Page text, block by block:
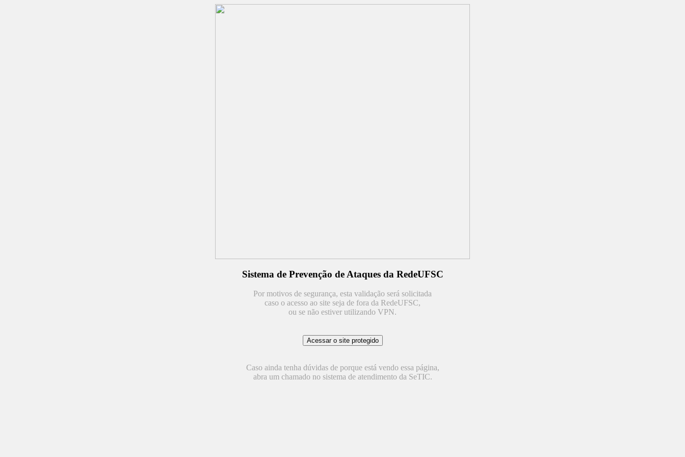
Sistema de Prevenção de Ataques da RedeUFSC
Por motivos de segurança, esta validação será solicitada
caso o acesso ao site seja de fora da RedeUFSC,
ou se não estiver utilizando VPN.
Caso ainda tenha dúvidas de porque está vendo essa página,
abra um chamado no sistema de atendimento da SeTIC.